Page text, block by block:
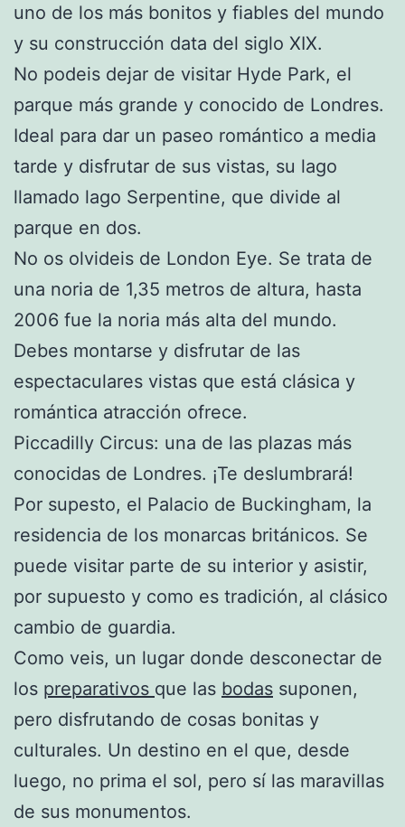
uno de los más bonitos y fiables del mundo
y su construcción data del siglo XIX.
No podeis dejar de visitar Hyde Park, el
parque más grande y conocido de Londres.
Ideal para dar un paseo romántico a media
tarde y disfrutar de sus vistas, su lago
llamado lago Serpentine, que divide al
parque en dos.
No os olvideis de London Eye. Se trata de
una noria de 1,35 metros de altura, hasta
2006 fue la noria más alta del mundo.
Debes montarse y disfrutar de las
espectaculares vistas que está clásica y
romántica atracción ofrece.
Piccadilly Circus: una de las plazas más
conocidas de Londres. ¡Te deslumbrará!
Por supesto, el Palacio de Buckingham, la
residencia de los monarcas británicos. Se
puede visitar parte de su interior y asistir,
por supuesto y como es tradición, al clásico
cambio de guardia.
Como veis, un lugar donde desconectar de
los preparativos que las bodas suponen,
pero disfrutando de cosas bonitas y
culturales. Un destino en el que, desde
luego, no prima el sol, pero sí las maravillas
de sus monumentos.